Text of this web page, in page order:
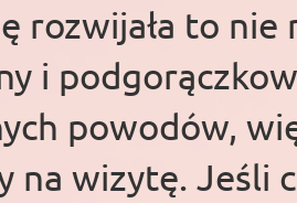
rozwijała to nie
i
powodów,
na wizytę.